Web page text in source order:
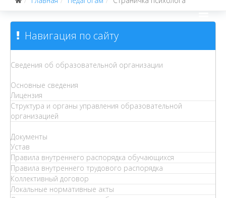
Навигация по сайту
Сведения об образовательной организации
Основные сведения
Лицензия
Структура и органы управления образовательной
организацией
Документы
Устав
Правила внутреннего распорядка обучающихся
Правила внутреннего трудового распорядка
Коллективный договор
Локальные нормативные акты